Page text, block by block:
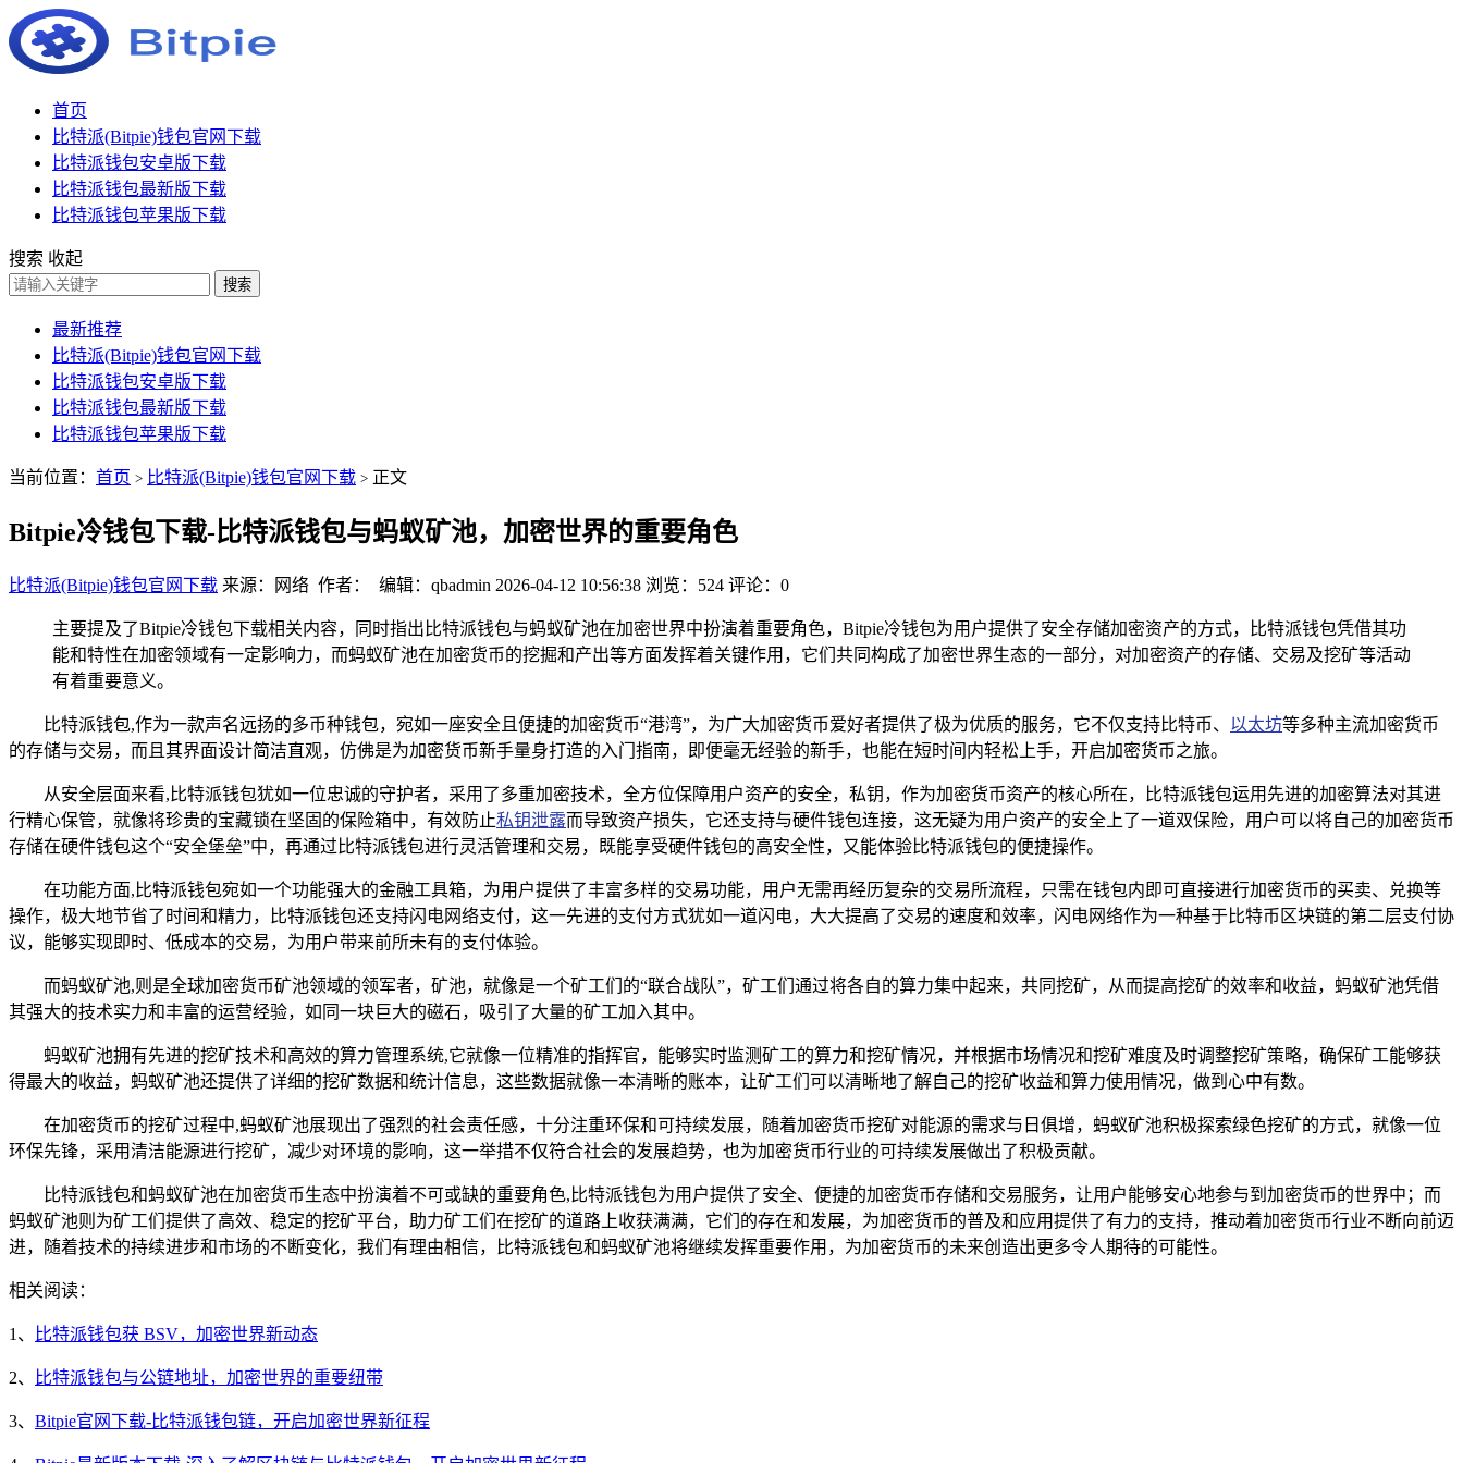
首页
比特派(Bitpie)钱包官网下载
比特派钱包安卓版下载
比特派钱包最新版下载
比特派钱包苹果版下载
搜索 收起
搜索
最新推荐
比特派(Bitpie)钱包官网下载
比特派钱包安卓版下载
比特派钱包最新版下载
比特派钱包苹果版下载
当前位置： 首页 > 比特派(Bitpie)钱包官网下载 > 正文
Bitpie冷钱包下载-比特派钱包与蚂蚁矿池，加密世界的重要角色
比特派(Bitpie)钱包官网下载 来源：网络 作者： 编辑：qbadmin 2026-04-12 10:56:38 浏览：524 评论：0
主要提及了Bitpie冷钱包下载相关内容，同时指出比特派钱包与蚂蚁矿池在加密世界中扮演着重要角色，Bitpie冷钱包为用户提供了安全存储加密资产的方式，比特派钱包凭借其功
能和特性在加密领域有一定影响力，而蚂蚁矿池在加密货币的挖掘和产出等方面发挥着关键作用，它们共同构成了加密世界生态的一部分，对加密资产的存储、交易及挖矿等活动
有着重要意义。
比特派钱包,作为一款声名远扬的多币种钱包，宛如一座安全且便捷的加密货币“港湾”，为广大加密货币爱好者提供了极为优质的服务，它不仅支持比特币、 以太坊等多种主流加密货币
的存储与交易，而且其界面设计简洁直观，仿佛是为加密货币新手量身打造的入门指南，即便毫无经验的新手，也能在短时间内轻松上手，开启加密货币之旅。
从安全层面来看,比特派钱包犹如一位忠诚的守护者，采用了多重加密技术，全方位保障用户资产的安全，私钥，作为加密货币资产的核心所在，比特派钱包运用先进的加密算法对其进
行精心保管，就像将珍贵的宝藏锁在坚固的保险箱中，有效防止私钥泄露而导致资产损失，它还支持与硬件钱包连接，这无疑为用户资产的安全上了一道双保险，用户可以将自己的加密货币
存储在硬件钱包这个“安全堡垒”中，再通过比特派钱包进行灵活管理和交易，既能享受硬件钱包的高安全性，又能体验比特派钱包的便捷操作。
在功能方面,比特派钱包宛如一个功能强大的金融工具箱，为用户提供了丰富多样的交易功能，用户无需再经历复杂的交易所流程，只需在钱包内即可直接进行加密货币的买卖、兑换等
操作，极大地节省了时间和精力，比特派钱包还支持闪电网络支付，这一先进的支付方式犹如一道闪电，大大提高了交易的速度和效率，闪电网络作为一种基于比特币区块链的第二层支付协
议，能够实现即时、低成本的交易，为用户带来前所未有的支付体验。
而蚂蚁矿池,则是全球加密货币矿池领域的领军者，矿池，就像是一个矿工们的“联合战队”，矿工们通过将各自的算力集中起来，共同挖矿，从而提高挖矿的效率和收益，蚂蚁矿池凭借
其强大的技术实力和丰富的运营经验，如同一块巨大的磁石，吸引了大量的矿工加入其中。
蚂蚁矿池拥有先进的挖矿技术和高效的算力管理系统,它就像一位精准的指挥官，能够实时监测矿工的算力和挖矿情况，并根据市场情况和挖矿难度及时调整挖矿策略，确保矿工能够获
得最大的收益，蚂蚁矿池还提供了详细的挖矿数据和统计信息，这些数据就像一本清晰的账本，让矿工们可以清晰地了解自己的挖矿收益和算力使用情况，做到心中有数。
在加密货币的挖矿过程中,蚂蚁矿池展现出了强烈的社会责任感，十分注重环保和可持续发展，随着加密货币挖矿对能源的需求与日俱增，蚂蚁矿池积极探索绿色挖矿的方式，就像一位
环保先锋，采用清洁能源进行挖矿，减少对环境的影响，这一举措不仅符合社会的发展趋势，也为加密货币行业的可持续发展做出了积极贡献。
比特派钱包和蚂蚁矿池在加密货币生态中扮演着不可或缺的重要角色,比特派钱包为用户提供了安全、便捷的加密货币存储和交易服务，让用户能够安心地参与到加密货币的世界中；而
蚂蚁矿池则为矿工们提供了高效、稳定的挖矿平台，助力矿工们在挖矿的道路上收获满满，它们的存在和发展，为加密货币的普及和应用提供了有力的支持，推动着加密货币行业不断向前迈
进，随着技术的持续进步和市场的不断变化，我们有理由相信，比特派钱包和蚂蚁矿池将继续发挥重要作用，为加密货币的未来创造出更多令人期待的可能性。
相关阅读：
1、 比特派钱包获 BSV，加密世界新动态
2、 比特派钱包与公链地址，加密世界的重要纽带
3、 Bitpie官网下载-比特派钱包链，开启加密世界新征程